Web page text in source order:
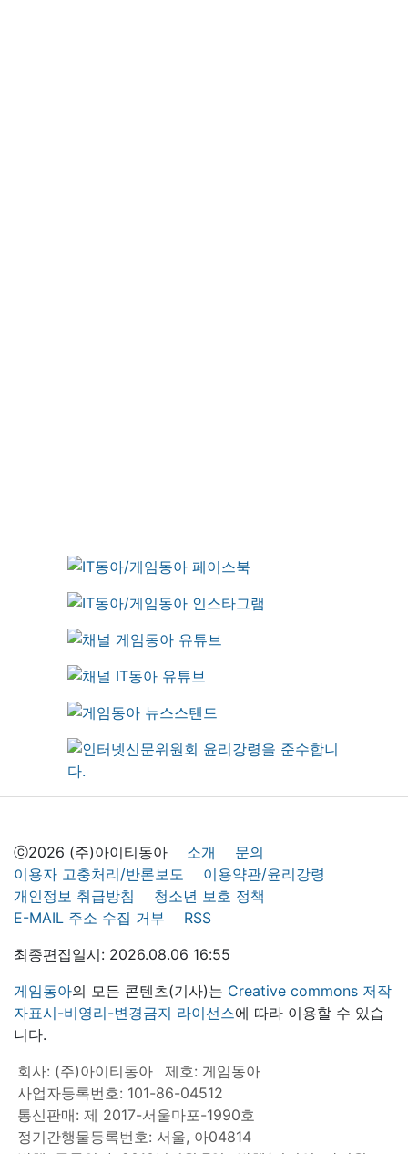
ⓒ2026 (주)아이티동아 소개
문의
이용자 고충처리/반론보도
이용약관/윤리강령
개인정보 취급방침
청소년 보호 정책
E-MAIL 주소 수집 거부
RSS
최종편집일시: 2026.08.06 16:55
게임동아의 모든 콘텐츠(기사)는 Creative commons 저작
자표시-비영리-변경금지 라이선스에 따라 이용할 수 있습
니다.
회사: (주)아이티동아
제호: 게임동아
사업자등록번호: 101-86-04512
통신판매: 제 2017-서울마포-1990호
정기간행물등록번호: 서울, 아04814